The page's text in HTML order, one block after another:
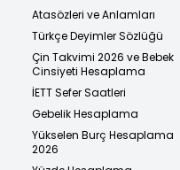
Atasözleri ve Anlamları
Türkçe Deyimler Sözlüğü
Çin Takvimi 2026 ve Bebek
Cinsiyeti Hesaplama
İETT Sefer Saatleri
Gebelik Hesaplama
Yükselen Burç Hesaplama
2026